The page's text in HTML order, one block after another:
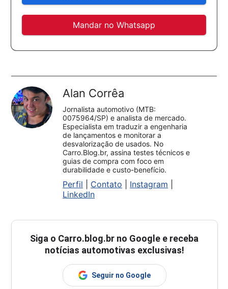
Mandar no Whatsapp
Alan Corrêa
Jornalista automotivo (MTB:
0075964/SP) e analista de mercado.
Especialista em traduzir a engenharia
de lançamentos e monitorar a
desvalorização de usados. No
Carro.Blog.br, assina testes técnicos e
guias de compra com foco em
durabilidade e custo-benefício.
Perfil Contato Instagram
LinkedIn
Siga o Carro.blog.br no Google e receba
notícias automotivas exclusivas!
Seguir no Google